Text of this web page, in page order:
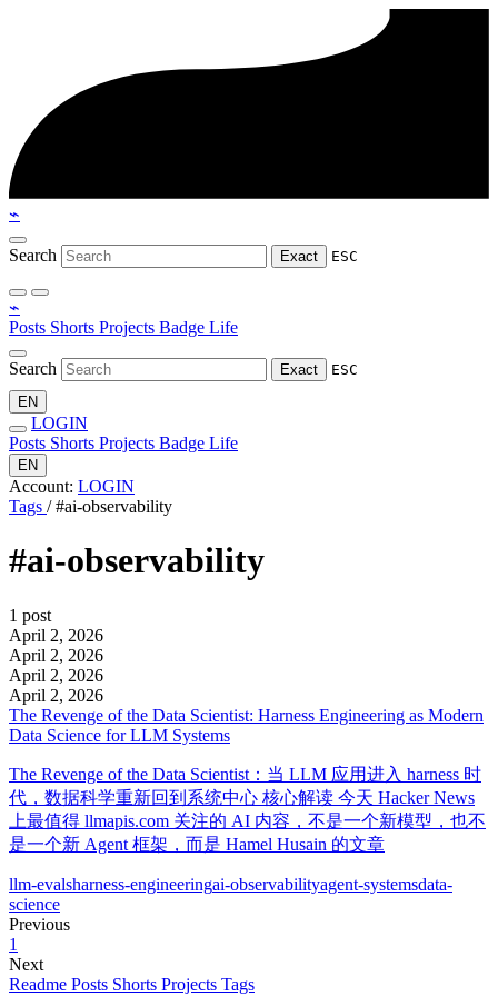
⌁
Search Exact ESC
⌁
Posts Shorts Projects Badge Life
Search Exact
ESC
EN
LOGIN
Posts Shorts Projects Badge Life
EN
Account: LOGIN
Tags / #ai-observability
#ai-observability
1 post
April 2, 2026
April 2, 2026
April 2, 2026
April 2, 2026
The Revenge of the Data Scientist: Harness Engineering as Modern
Data Science for LLM Systems
The Revenge of the Data Scientist：当 LLM 应用进入 harness 时
代，数据科学重新回到系统中心 核心解读 今天 Hacker News
上最值得 llmapis.com 关注的 AI 内容，不是一个新模型，也不
是一个新 Agent 框架，而是 Hamel Husain 的文章
llm-evalsharness-engineeringai-observabilityagent-systemsdata-
science
Previous
1
Next
Readme Posts Shorts Projects Tags